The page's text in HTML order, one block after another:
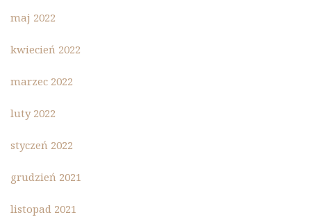
maj 2022
kwiecień 2022
marzec 2022
luty 2022
styczeń 2022
grudzień 2021
listopad 2021